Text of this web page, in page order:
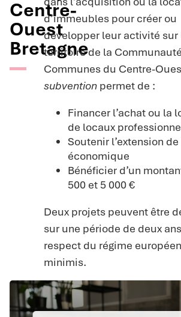
Centre-
Ouest
Bretagne
d’immeubles pour créer ou
développer leur activité sur
territoire de la
Communes du Centre-
subventionpermet de :
Financer l’achat ou la
de locaux
Soutenir l’extension
économique
Bénéficier d’un
500 et 5 000 €
Deux projets peuvent être
sur une période de deux
respect du régime
minimis.